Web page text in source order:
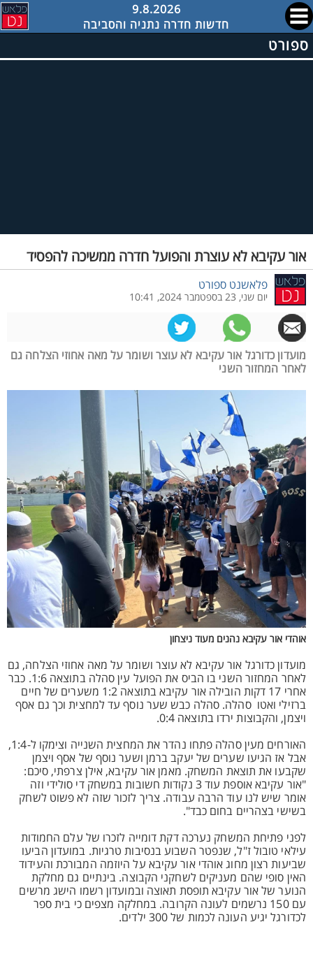
9.8.2026
חדשות חדרה נתניה והסביבה
ספורט
אור עקיבא לא עוצרת והפועל חדרה ממשיכה להפסיד
פלאשנט ספורט
יום שני, 23 בספטמבר 2024, 10:41
מועדון כדורגל אור עקיבא לא עוצר ושומר על מאה אחוזי הצלחה גם
לאחר המחזור השני
אוהדי אור עקיבא נהנים מעוד ניצחון
מועדון כדורגל אור עקיבא לא עוצר ושומר על מאה אחוזי הצלחה, גם
לאחר המחזור השני בו הביס את הפועל עין סהלה בתוצאה 1:6. כבר
אחרי 17 דקות הובילה אור עקיבא בתוצאה 1:2 משערים של חיים
ברזילי ואטו סהלה. סהלה כבש שער נוסף עד למחצית וכך גם אסף
ויצמן, והקבוצות ירדו בתוצאה 0:4.
האורחים מעין סהלה פתחו נהדר את המחצית השנייה וצימקו ל-1:4,
אבל אז הגיעו שערים של יעקב ברמן ושער נוסף של אסף ויצמן
שקבעו את תוצאת המשחק. מאמן אור עקיבא, אילן צרפתי, סיכם:
"אור עקיבא אוספת עוד 3 נקודות חשובות במשחק די סולידי וזה
אומר שיש לנו עוד הרבה עבודה. צריך לזכור שזה לא פשוט לשחק
בשישי בצהריים בחום כבד".
לפני פתיחת המשחק נערכה דקת דומייה לזכרו של עלם החמודות
עילאי טובול ז"ל, שנפטר השבוע בנסיבות טרגיות. במועדון הביעו
שביעות רצון מחוג אוהדי אור עקיבא על היוזמה המבורכת והעידוד
האין סופי שהם מעניקים לשחקני הקבוצה. בינתיים גם מחלקת
הנוער של אור עקיבא תופסת תאוצה ובמועדון רשמו הישג מרשים
עם 150 נרשמים לעונה הקרובה. במחלקה מצפים כי בית ספר
לכדורגל יגיע העונה לכמות של 300 ילדים.